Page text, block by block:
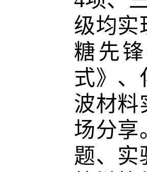
级均实
糖先
式》
波材料
场分享
题、实